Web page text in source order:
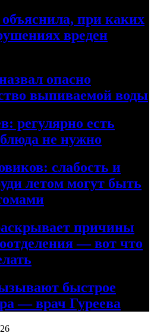
при каких
вреден
опасно
выпиваемой воды
регулярно есть
не нужно
слабость и
летом могут быть
причины
— вот что
быстрое
— врач Гуреева